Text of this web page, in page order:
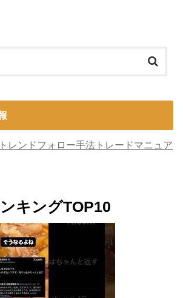
ンドフォロー手法トレードマニュア
キングTOP10